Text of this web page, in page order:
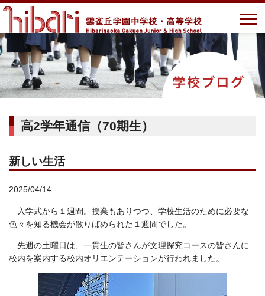
高2学年通信（70期生）
新しい生活
2025/04/14
入学式から１週間。授業もありつつ、学校生活のために必要な
色々を知る機会が散りばめられた１週間でした。
先週の土曜日は、一貫生の皆さんが文理探究コースの皆さんに
校内を案内する校内オリエンテーションが行われました。